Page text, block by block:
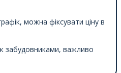
можна фіксувати ціну в
забудовниками, важливо